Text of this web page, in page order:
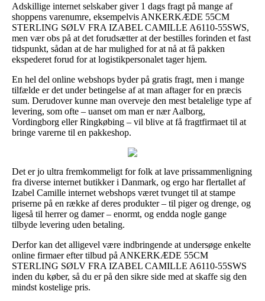
Adskillige internet selskaber giver 1 dags fragt på mange af
shoppens varenumre, eksempelvis ANKERKÆDE 55CM
STERLING SØLV FRA IZABEL CAMILLE A6110-55SWS,
men vær obs på at det forudsætter at der bestilles forinden et fast
tidspunkt, sådan at de har mulighed for at nå at få pakken
ekspederet forud for at logistikpersonalet tager hjem.
En hel del online webshops byder på gratis fragt, men i mange
tilfælde er det under betingelse af at man aftager for en præcis
sum. Derudover kunne man overveje den mest betalelige type af
levering, som ofte – uanset om man er nær Aalborg,
Vordingborg eller Ringkøbing – vil blive at få fragtfirmaet til at
bringe varerne til en pakkeshop.
Det er jo ultra fremkommeligt for folk at lave prissammenligning
fra diverse internet butikker i Danmark, og ergo har flertallet af
Izabel Camille internet webshops været tvunget til at stampe
priserne på en række af deres produkter – til piger og drenge, og
ligeså til herrer og damer – enormt, og endda nogle gange
tilbyde levering uden betaling.
Derfor kan det alligevel være indbringende at undersøge enkelte
online firmaer efter tilbud på ANKERKÆDE 55CM
STERLING SØLV FRA IZABEL CAMILLE A6110-55SWS
inden du køber, så du er på den sikre side med at skaffe sig den
mindst kostelige pris.